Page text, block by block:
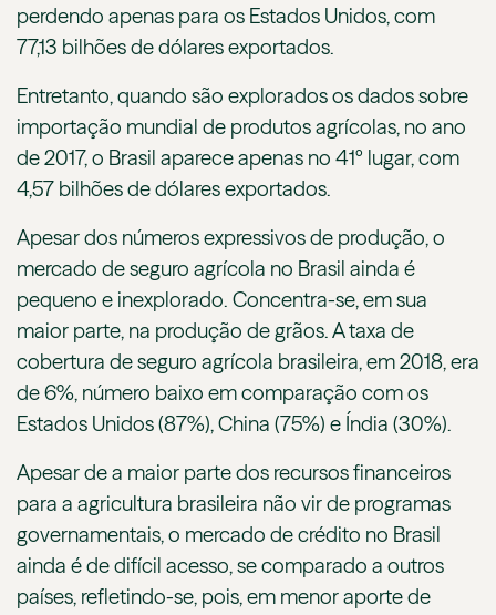
perdendo apenas para os Estados Unidos, com
77,13 bilhões de dólares exportados.
Entretanto, quando são explorados os dados sobre
importação mundial de produtos agrícolas, no ano
de 2017, o Brasil aparece apenas no 41º lugar, com
4,57 bilhões de dólares exportados.
Apesar dos números expressivos de produção, o
mercado de seguro agrícola no Brasil ainda é
pequeno e inexplorado. Concentra-se, em sua
maior parte, na produção de grãos. A taxa de
cobertura de seguro agrícola brasileira, em 2018, era
de 6%, número baixo em comparação com os
Estados Unidos (87%), China (75%) e Índia (30%).
Apesar de a maior parte dos recursos financeiros
para a agricultura brasileira não vir de programas
governamentais, o mercado de crédito no Brasil
ainda é de difícil acesso, se comparado a outros
países, refletindo-se, pois, em menor aporte de